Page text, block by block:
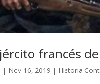
francés
| Nov 16, 2019 | Historia